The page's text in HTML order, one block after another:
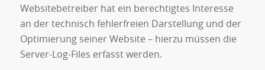
Websitebetreiber hat ein berechtigtes Interesse
an der technisch fehlerfreien Darstellung und der
Optimierung seiner Website – hierzu müssen die
Server-Log-Files erfasst werden.